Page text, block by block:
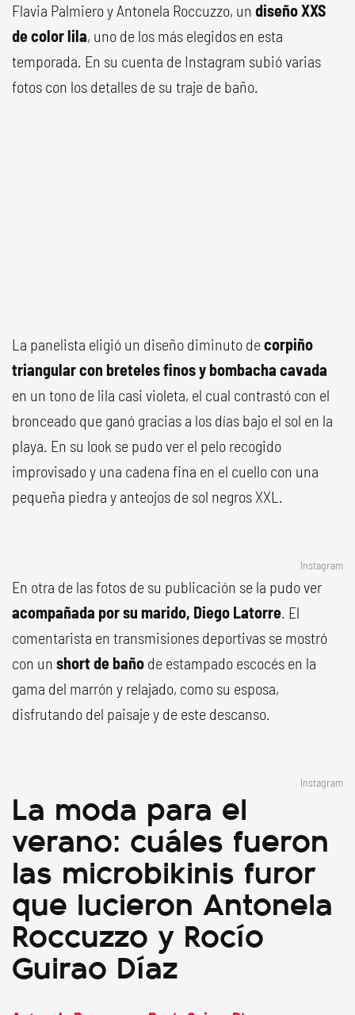
Flavia Palmiero y Antonela Roccuzzo, un diseño XXS
de color lila, uno de los más elegidos en esta
temporada. En su cuenta de Instagram subió varias
fotos con los detalles de su traje de baño.
La panelista eligió un diseño diminuto decorpiño
triangular con breteles finos y bombacha cavada
en un tono de lila casi violeta, el cual contrastó con el
bronceado que ganó gracias a los días bajo el sol en la
playa. En su look se pudo ver el pelo recogido
improvisado y una cadena fina en el cuello con una
pequeña piedra y anteojos de sol negros XXL.
Instagram
En otra de las fotos de su publicación se la pudo ver
acompañada por su marido, Diego Latorre. El
comentarista en transmisiones deportivas se mostró
con un short de baño de estampado escocés en la
gama del marrón y relajado, como su esposa,
disfrutando del paisaje y de este descanso.
Instagram
La moda para el
verano: cuáles fueron
las microbikinis furor
que lucieron Antonela
Roccuzzo y Rocío
Guirao Díaz